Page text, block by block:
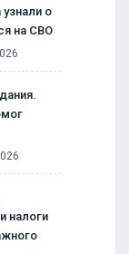
о
на СВО
налоги